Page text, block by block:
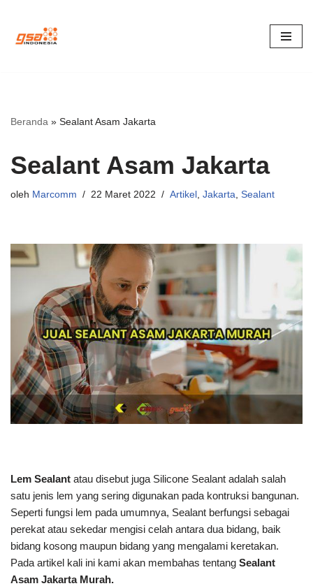
Lompat
Beranda » Sealant Asam Jakarta
Sealant Asam Jakarta
oleh Marcomm 22 Maret 2022 Artikel , Jakarta, Sealant
Lem Sealant atau disebut juga Silicone Sealant adalah salah
satu jenis lem yang sering digunakan pada kontruksi bangunan.
Seperti fungsi lem pada umumnya, Sealant berfungsi sebagai
perekat atau sekedar mengisi celah antara dua bidang, baik
bidang kosong maupun bidang yang mengalami keretakan.
Pada artikel kali ini kami akan membahas tentang Sealant
Asam Jakarta Murah.